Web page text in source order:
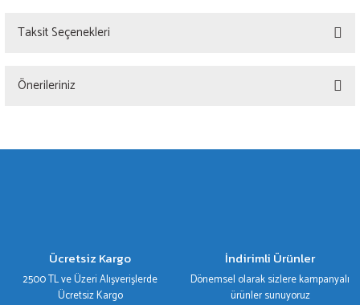
Taksit Seçenekleri
Önerileriniz
gördüğünüz noktaları öneri formunu kullanarak tarafımıza iletebilirsiniz.
Ürün fiyatı diğer sitelerden daha pahalı.
Bu ürüne benzer farklı alternatifler olmalı.
Ücretsiz Kargo
2500 TL ve Üzeri Alışverişlerde
Ücretsiz Kargo
İndirimli Ürünler
Dönemsel olarak sizlere kampanyalı
ürünler sunuyoruz